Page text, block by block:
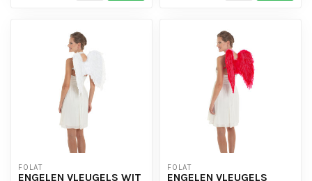
FOLAT
ENGELEN VLEUGELS WIT
FOLAT
ENGELEN VLEUGELS